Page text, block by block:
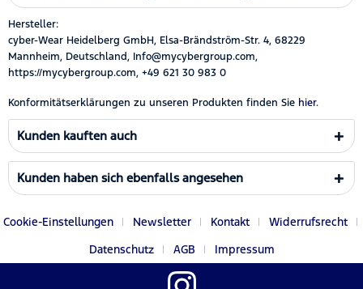
Hersteller:
cyber-Wear Heidelberg GmbH, Elsa-Brändström-Str. 4, 68229
Mannheim, Deutschland, Info@mycybergroup.com,
https://mycybergroup.com, +49 621 30 983 0
Konformitätserklärungen zu unseren Produkten finden Sie hier.
Kunden kauften auch
Kunden haben sich ebenfalls angesehen
Cookie-Einstellungen Newsletter Kontakt
Widerrufsrecht
Datenschutz
AGB Impressum